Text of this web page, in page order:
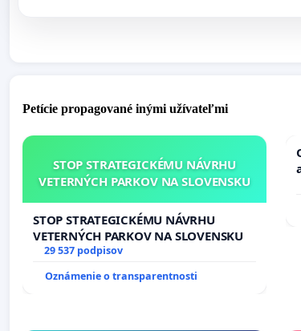
Petície propagované inými užívateľmi
STOP STRATEGICKÉMU NÁVRHU
VETERNÝCH PARKOV NA SLOVENSKU
STOP STRATEGICKÉMU NÁVRHU
VETERNÝCH PARKOV NA SLOVENSKU
29 537 podpisov
Oznámenie o transparentnosti